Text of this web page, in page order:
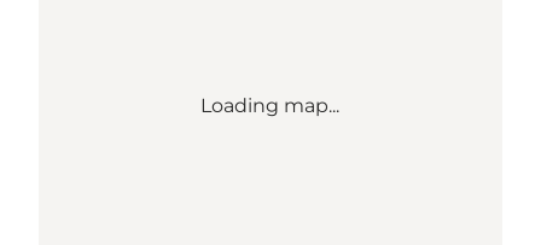
Loading map...